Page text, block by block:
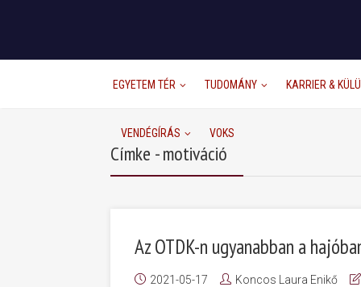
EGYETEM TÉR TUDOMÁNY KARRIER &
VENDÉGÍRÁS VOKS
Címke - motiváció
Az OTDK-n ugyanabban a
2021-05-17 Koncos Laura Enikő